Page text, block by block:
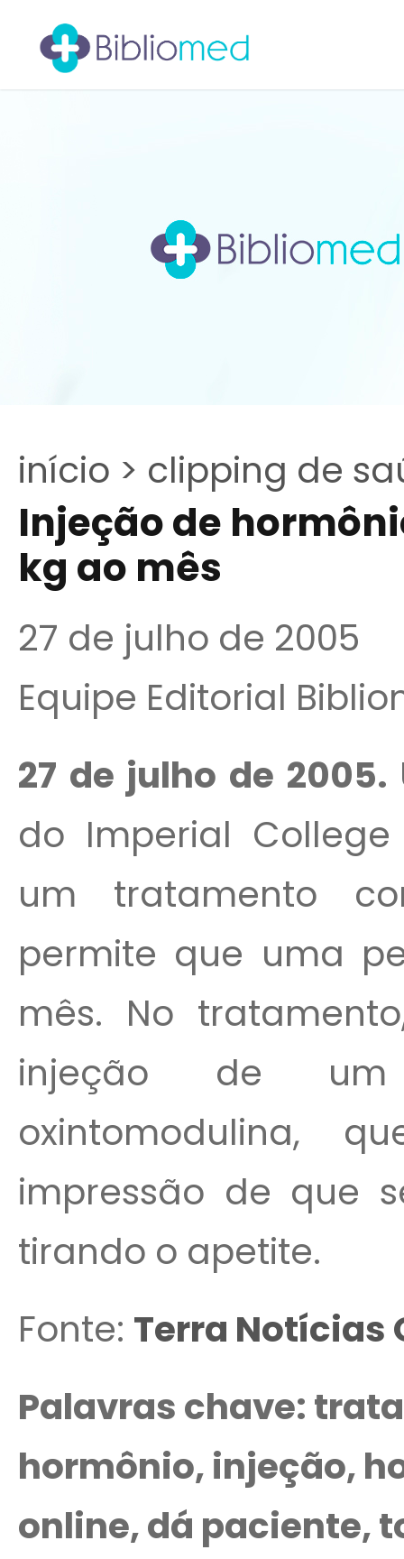
início > clipping de
Injeção de
kg ao mês
27 de julho de 2005
Equipe Editorial
27 de julho de 2005.
do Imperial
um tratamento
permite que uma
mês. No
injeção de um
oxintomodulina,
impressão de que
tirando o apetite.
Fonte: Terra Notícias
Palavras chave:
hormônio, injeção,
online, dá paciente,